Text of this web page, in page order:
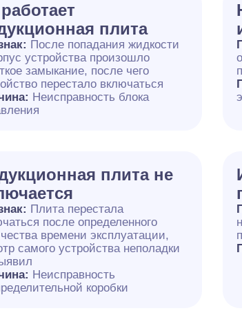
плита
После попадания жидкости
устройства произошло
замыкание, после чего
перестало включаться
Неисправность блока
плита не
Плита перестала
после определенного
времени эксплуатации,
самого устройства неполадки
Неисправность
коробки